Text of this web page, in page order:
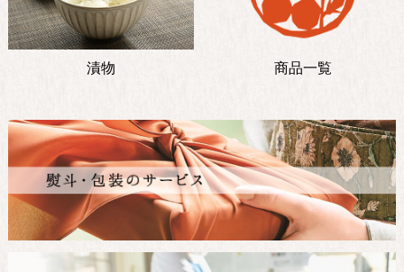
漬物 商品一覧